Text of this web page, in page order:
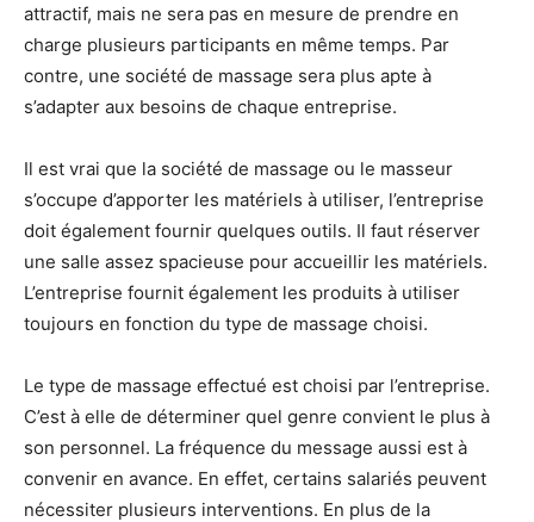
attractif, mais ne sera pas en mesure de prendre en
charge plusieurs participants en même temps. Par
contre, une société de massage sera plus apte à
s’adapter aux besoins de chaque entreprise.
Il est vrai que la société de massage ou le masseur
s’occupe d’apporter les matériels à utiliser, l’entreprise
doit également fournir quelques outils. Il faut réserver
une salle assez spacieuse pour accueillir les matériels.
L’entreprise fournit également les produits à utiliser
toujours en fonction du type de massage choisi.
Le type de massage effectué est choisi par l’entreprise.
C’est à elle de déterminer quel genre convient le plus à
son personnel. La fréquence du message aussi est à
convenir en avance. En effet, certains salariés peuvent
nécessiter plusieurs interventions. En plus de la